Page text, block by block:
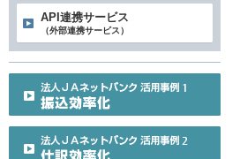
API連携サービス
（外部連携サービス）